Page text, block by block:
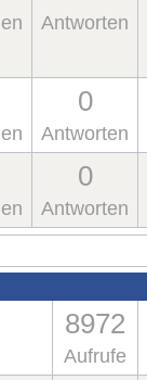
Antworten
0
Antworten
0
Antworten
8972
Aufrufe